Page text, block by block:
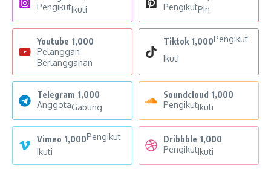
PengikutIkuti
PengikutPin
Youtube 1,000
Pelanggan
Berlangganan
Tiktok 1,000Pengikut
Ikuti
Telegram 1,000
AnggotaGabung
Soundcloud 1,000
PengikutIkuti
Vimeo 1,000Pengikut
Ikuti
Dribbble 1,000
PengikutIkuti